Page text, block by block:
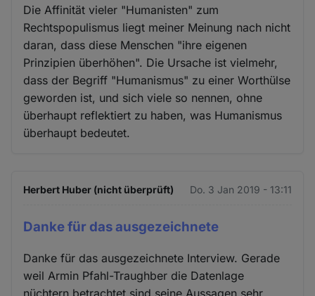
Die Affinität vieler "Humanisten" zum
Rechtspopulismus liegt meiner Meinung nach nicht
daran, dass diese Menschen "ihre eigenen
Prinzipien überhöhen". Die Ursache ist vielmehr,
dass der Begriff "Humanismus" zu einer Worthülse
geworden ist, und sich viele so nennen, ohne
überhaupt reflektiert zu haben, was Humanismus
überhaupt bedeutet.
Herbert Huber (nicht überprüft) Do. 3 Jan 2019 - 13:11
Danke für das ausgezeichnete
Danke für das ausgezeichnete Interview. Gerade
weil Armin Pfahl-Traughber die Datenlage